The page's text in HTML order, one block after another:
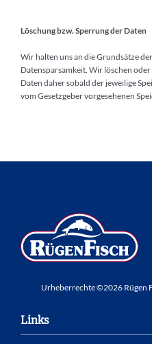
Löschung bzw. Sperrung der Daten
Wir halten uns an die Grundsätze
Datensparsamkeit. Wir löschen
Daten daher sobald der jeweilige
vom Gesetzgeber vorgesehenen
Urheberrechte ©2026 Rügen
Links